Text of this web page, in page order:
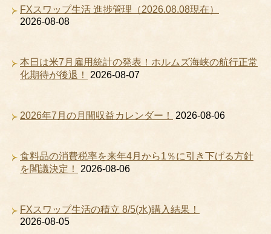
FXスワップ生活 進捗管理（2026.08.08現在）
2026-08-08
本日は米7月雇用統計の発表！ホルムズ海峡の航行正常
化期待が後退！
2026-08-07
2026年7月の月間収益カレンダー！ 2026-08-06
食料品の消費税率を来年4月から1％に引き下げる方針
を閣議決定！
2026-08-06
FXスワップ生活の積立 8/5(水)購入結果！
2026-08-05